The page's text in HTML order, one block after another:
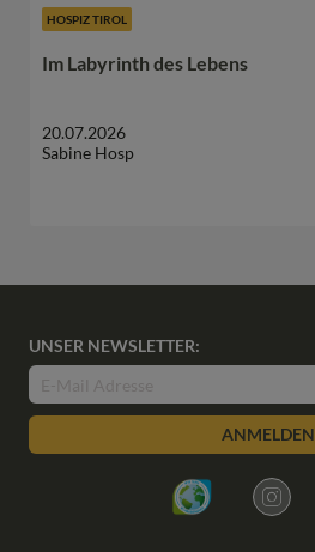
HOSPIZ TIROL
Im Labyrinth des Lebens
20.07.2026
Sabine Hosp
UNSER NEWSLETTER:
ANMELDEN